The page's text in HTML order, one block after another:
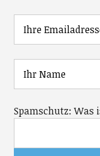
Spamschutz: Was